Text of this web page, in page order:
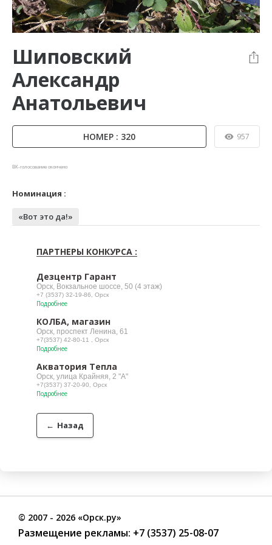
Шиповский
Александр
Анатольевич
НОМЕР : 320 957
ВК-голосование окончено
Номинация :
«Вот это да!»
ПАРТНЕРЫ КОНКУРСА :
Дезцентр Гарант
Орск, Вокзальное шоссе, 50 (4 этаж)
+7 (3537) 32-19-86, Орск
Подробнее
КОЛБА, магазин
Орск, проспект Ленина, 61
+7(3537) 42-80-11 , Орск
Подробнее
Акватория Тепла
Орск, улица Крайняя, 2 "А"
+7(3537) 37-20-90, Орск
Подробнее
← Назад
© 2007 - 2026 «Орск.ру»
Размещение рекламы: +7 (3537) 25-08-07